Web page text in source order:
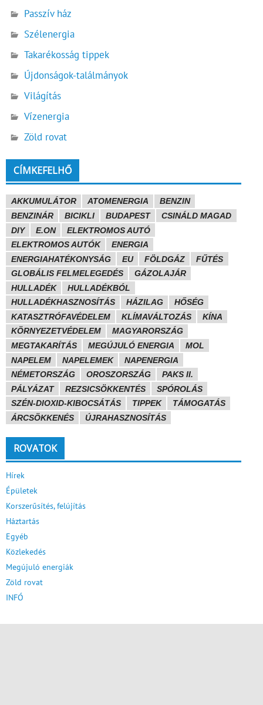
Passzív ház
Szélenergia
Takarékosság tippek
Újdonságok-találmányok
Világítás
Vízenergia
Zöld rovat
CÍMKEFELHŐ
AKKUMULÁTOR ATOMENERGIA
BENZIN
BENZINÁR
BICIKLI BUDAPEST
CSINÁLD MAGAD
DIY
E.ON
ELEKTROMOS AUTÓ
ELEKTROMOS AUTÓK
ENERGIA
ENERGIAHATÉKONYSÁG
EU FÖLDGÁZ
FŰTÉS
GLOBÁLIS FELMELEGEDÉS
GÁZOLAJÁR
HULLADÉK
HULLADÉKBÓL
HULLADÉKHASZNOSÍTÁS
HÁZILAG
HŐSÉG
KATASZTRÓFAVÉDELEM
KLÍMAVÁLTOZÁS
KÍNA
KÖRNYEZETVÉDELEM
MAGYARORSZÁG
MEGTAKARÍTÁS
MEGÚJULÓ ENERGIA
MOL
NAPELEM
NAPELEMEK
NAPENERGIA
NÉMETORSZÁG
OROSZORSZÁG
PAKS II.
PÁLYÁZAT
REZSICSÖKKENTÉS
SPÓROLÁS
SZÉN-DIOXID-KIBOCSÁTÁS
TIPPEK
TÁMOGATÁS
ÁRCSÖKKENÉS
ÚJRAHASZNOSÍTÁS
ROVATOK
Hírek
Épületek
Korszerűsítés, felújítás
Háztartás
Egyéb
Közlekedés
Megújuló energiák
Zöld rovat
INFÓ